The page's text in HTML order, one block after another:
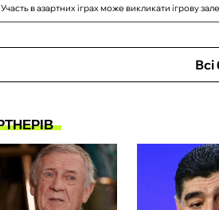
Участь в азартних іграх може викликати ігрову